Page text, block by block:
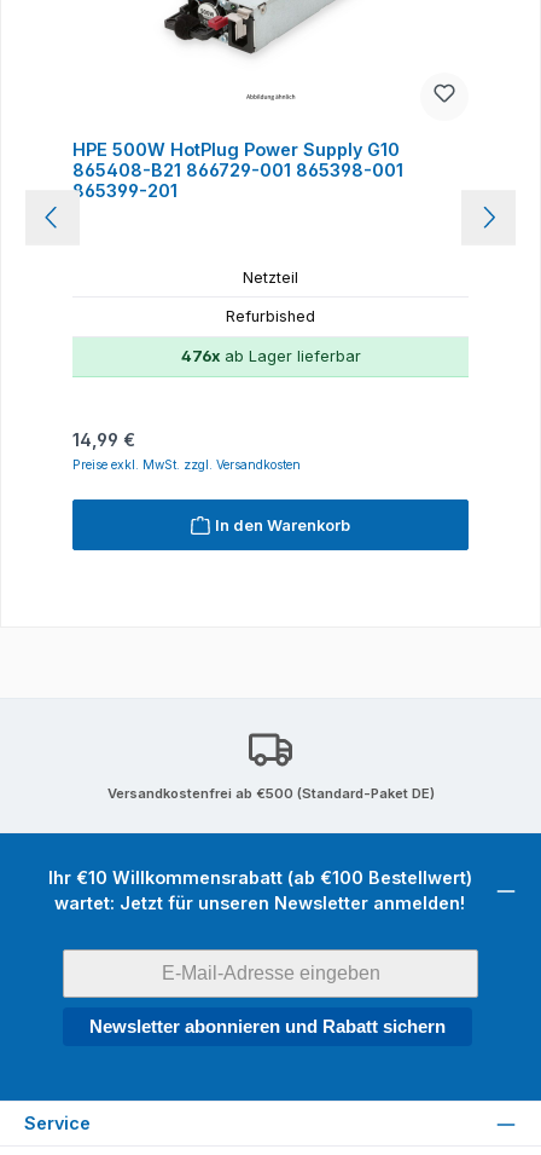
HPE 500W HotPlug Power Supply G10
865408-B21 866729-001 865398-001
865399-201
Netzteil
Refurbished
476xab Lager lieferbar
Regulärer Preis:
14,99 €
Preise exkl. MwSt. zzgl. Versandkosten
In den Warenkorb
Versandkostenfrei ab €500 (Standard-Paket DE)
Ihr €10 Willkommensrabatt (ab €100 Bestellwert)
wartet: Jetzt für unseren Newsletter anmelden!
Newsletter abonnieren und Rabatt sichern
Service